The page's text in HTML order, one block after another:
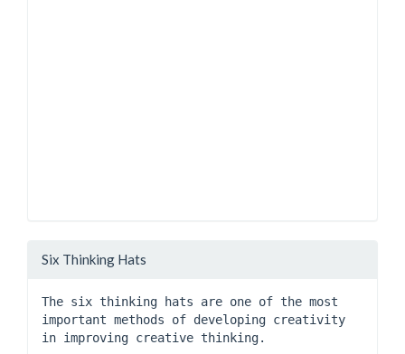
Six Thinking Hats
The six thinking hats are one of the most
important methods of developing creativity
in improving creative thinking.